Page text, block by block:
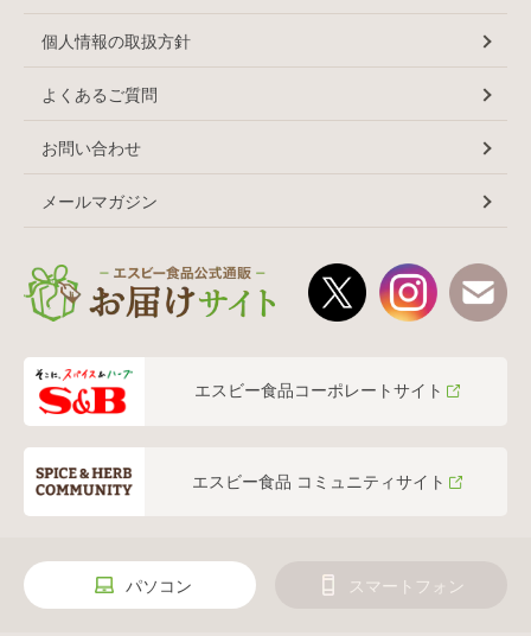
個人情報の取扱方針
よくあるご質問
お問い合わせ
メールマガジン
エスビー食品コーポレートサイト
エスビー食品 コミュニティサイト
パソコン スマートフォン